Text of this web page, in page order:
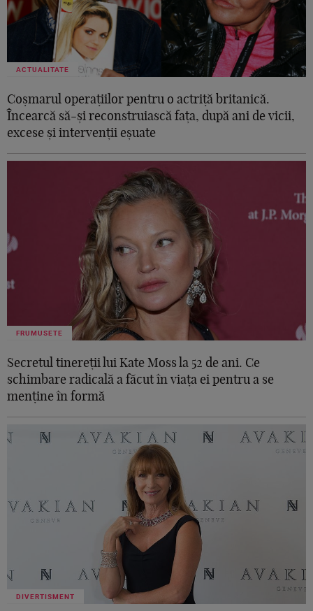
ACTUALITATE
Coșmarul operațiilor pentru o actriță britanică.
Încearcă să-și reconstruiască fața, după ani de vicii,
excese și intervenții eșuate
FRUMUSETE
Secretul tinereții lui Kate Moss la 52 de ani. Ce
schimbare radicală a făcut în viața ei pentru a se
menține în formă
DIVERTISMENT